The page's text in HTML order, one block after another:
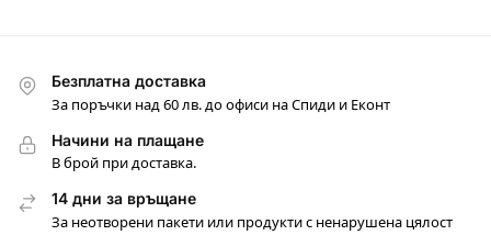
Безплатна доставка
За поръчки над 60 лв. до офиси на Спиди и Еконт
Начини на плащане
В брой при доставка.
14 дни за връщане
За неотворени пакети или продукти с ненарушена цялост